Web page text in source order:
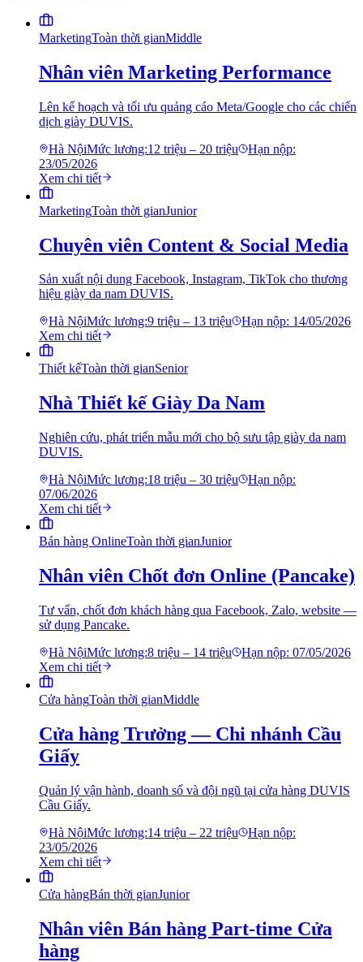
MarketingToàn thời gianMiddle
Nhân viên Marketing Performance
Lên kế hoạch và tối ưu quảng cáo Meta/Google cho các chiến
dịch giày DUVIS.
Hà NộiMức lương:12 triệu – 20 triệu
Hạn nộp:
23/05/2026
Xem chi tiết
MarketingToàn thời gianJunior
Chuyên viên Content & Social Media
Sản xuất nội dung Facebook, Instagram, TikTok cho thương
hiệu giày da nam DUVIS.
Hà NộiMức lương:9 triệu – 13 triệu Hạn nộp: 14/05/2026
Xem chi tiết
Thiết kếToàn thời gianSenior
Nhà Thiết kế Giày Da Nam
Nghiên cứu, phát triển mẫu mới cho bộ sưu tập giày da nam
DUVIS.
Hà NộiMức lương:18 triệu – 30 triệu
Hạn nộp:
07/06/2026
Xem chi tiết
Bán hàng OnlineToàn thời gianJunior
Nhân viên Chốt đơn Online (Pancake)
Tư vấn, chốt đơn khách hàng qua Facebook, Zalo, website —
sử dụng Pancake.
Hà NộiMức lương:8 triệu – 14 triệu Hạn nộp: 07/05/2026
Xem chi tiết
Cửa hàngToàn thời gianMiddle
Cửa hàng Trưởng — Chi nhánh Cầu
Giấy
Quản lý vận hành, doanh số và đội ngũ tại cửa hàng DUVIS
Cầu Giấy.
Hà NộiMức lương:14 triệu – 22 triệu
Hạn nộp:
23/05/2026
Xem chi tiết
Cửa hàngBán thời gianJunior
Nhân viên Bán hàng Part-time Cửa
hàng